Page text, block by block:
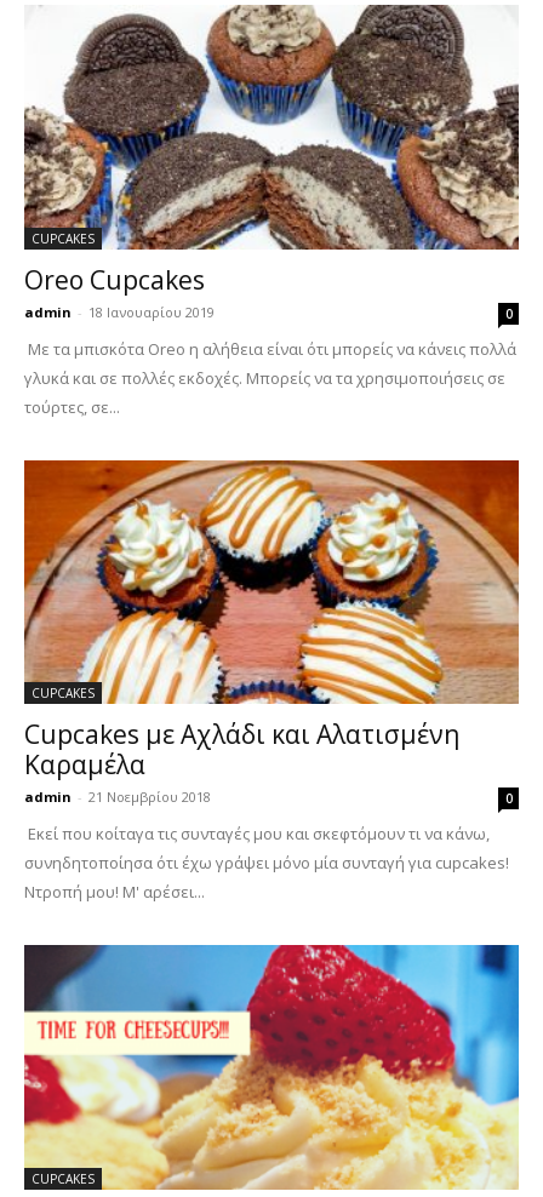
CUPCAKES
Oreo Cupcakes
admin - 18 Ιανουαρίου 2019 0
Με τα μπισκότα Oreo η αλήθεια είναι ότι μπορείς να κάνεις πολλά
γλυκά και σε πολλές εκδοχές. Μπορείς να τα χρησιμοποιήσεις σε
τούρτες, σε...
CUPCAKES
Cupcakes με Αχλάδι και Αλατισμένη
Καραμέλα
admin - 21 Νοεμβρίου 2018 0
Εκεί που κοίταγα τις συνταγές μου και σκεφτόμουν τι να κάνω,
συνηδητοποίησα ότι έχω γράψει μόνο μία συνταγή για cupcakes!
Ντροπή μου! Μ' αρέσει...
CUPCAKES